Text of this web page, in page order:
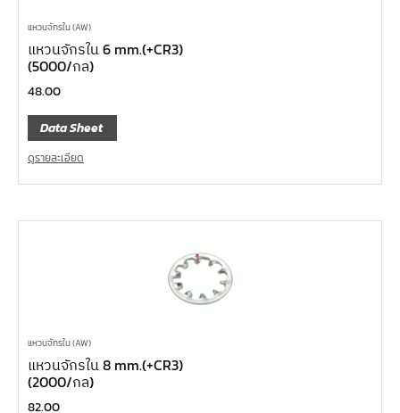
แหวนจักรใน (AW)
แหวนจักรใน 6 mm.(+CR3)
(5000/กล)
48.00
Data Sheet
ดูรายละเอียด
แหวนจักรใน (AW)
แหวนจักรใน 8 mm.(+CR3)
(2000/กล)
82.00